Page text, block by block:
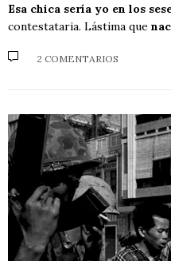
Esa chica sería yo en los
contestataria. Lástima que
2 COMENTARIOS